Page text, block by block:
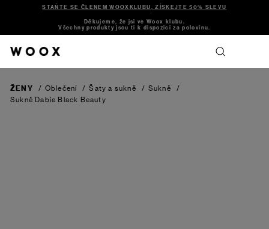
STAŇTE SE ČLENEM WOOXKLUBU, ZÍSKEJTE 50% SLEVU
Děkujeme, že jsi ve Woox klubu.
Všechny produkty jsou ti k dispozici za polovinu.
ŽENY / Oblečení / Šaty a sukně / Sukně
/
Sukně Dabie Black Beauty